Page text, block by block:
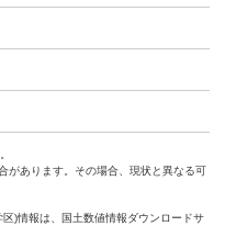
があります。その場合、現状と異なる可
)情報は、国土数値情報ダウンロードサ